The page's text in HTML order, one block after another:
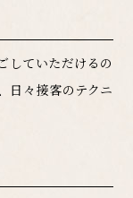
していただけるの
日々接客のテクニ